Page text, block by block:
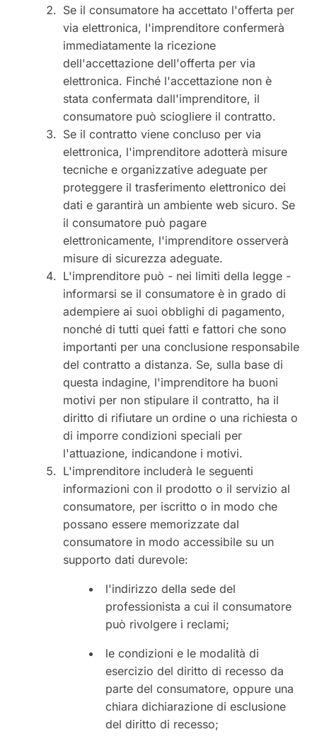
Se il consumatore ha accettato l'offerta per
via elettronica, l'imprenditore confermerà
immediatamente la ricezione
dell'accettazione dell'offerta per via
elettronica. Finché l'accettazione non è
stata confermata dall'imprenditore, il
consumatore può sciogliere il contratto.
Se il contratto viene concluso per via
elettronica, l'imprenditore adotterà misure
tecniche e organizzative adeguate per
proteggere il trasferimento elettronico dei
dati e garantirà un ambiente web sicuro. Se
il consumatore può pagare
elettronicamente, l'imprenditore osserverà
misure di sicurezza adeguate.
L'imprenditore può - nei limiti della legge -
informarsi se il consumatore è in grado di
adempiere ai suoi obblighi di pagamento,
nonché di tutti quei fatti e fattori che sono
importanti per una conclusione responsabile
del contratto a distanza. Se, sulla base di
questa indagine, l'imprenditore ha buoni
motivi per non stipulare il contratto, ha il
diritto di rifiutare un ordine o una richiesta o
di imporre condizioni speciali per
l'attuazione, indicandone i motivi.
L'imprenditore includerà le seguenti
informazioni con il prodotto o il servizio al
consumatore, per iscritto o in modo che
possano essere memorizzate dal
consumatore in modo accessibile su un
supporto dati durevole:
l'indirizzo della sede del
professionista a cui il consumatore
può rivolgere i reclami;
le condizioni e le modalità di
esercizio del diritto di recesso da
parte del consumatore, oppure una
chiara dichiarazione di esclusione
del diritto di recesso;